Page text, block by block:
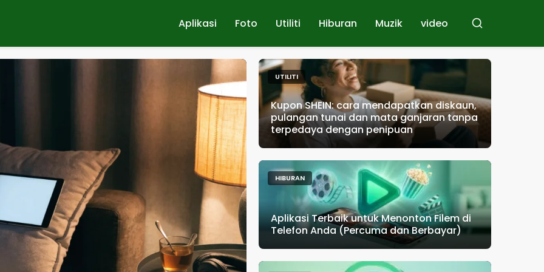
Aplikasi Foto Utiliti Hiburan Muzik video Buscar
UTILITI
Kupon SHEIN: cara mendapatkan diskaun,
pulangan tunai dan mata ganjaran tanpa
terpedaya dengan penipuan
HIBURAN
Aplikasi Terbaik untuk Menonton Filem di
Telefon Anda (Percuma dan Berbayar)